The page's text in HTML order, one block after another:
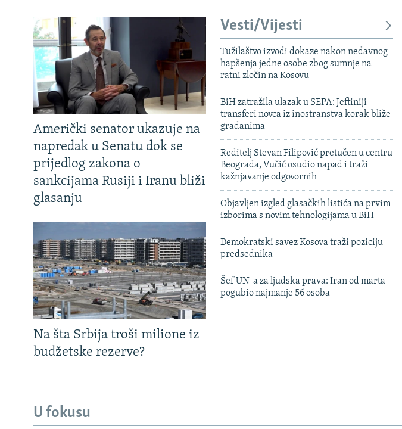
Američki senator ukazuje na
napredak u Senatu dok se
prijedlog zakona o
sankcijama Rusiji i Iranu bliži
glasanju
Na šta Srbija troši milione iz
budžetske rezerve?
Vesti/Vijesti
Tužilaštvo izvodi dokaze nakon nedavnog
hapšenja jedne osobe zbog sumnje na
ratni zločin na Kosovu
BiH zatražila ulazak u SEPA: Jeftiniji
transferi novca iz inostranstva korak bliže
građanima
Reditelj Stevan Filipović pretučen u centru
Beograda, Vučić osudio napad i traži
kažnjavanje odgovornih
Objavljen izgled glasačkih listića na prvim
izborima s novim tehnologijama u BiH
Demokratski savez Kosova traži poziciju
predsednika
Šef UN-a za ljudska prava: Iran od marta
pogubio najmanje 56 osoba
U fokusu